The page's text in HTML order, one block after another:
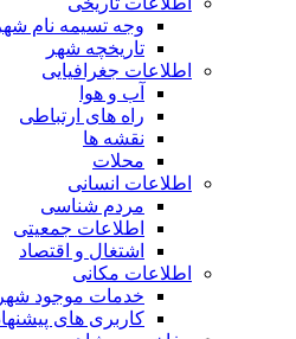
وجه تسیمه نام شهر
تاریخچه شهر
اطلاعات جغرافیایی
آب و هوا
راه های ارتباطی
نقشه ها
محلات
اطلاعات انسانی
مردم شناسی
اطلاعات جمعیتی
اشتغال و اقتصاد
اطلاعات مکانی
خدمات موجود شهر
کاربری های